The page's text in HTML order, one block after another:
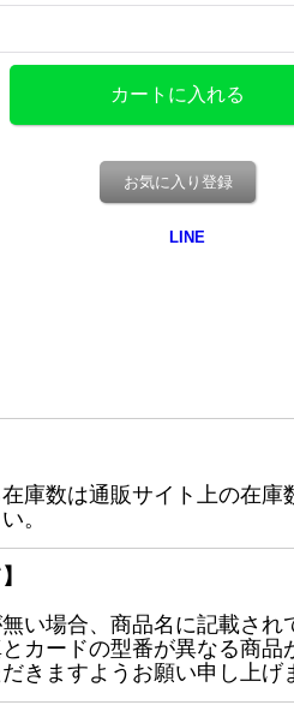
お気に入り登録
庫数は通販サイト上の在
。
い場合、商品名に記載され
カードの型番が異なる商
きますようお願い申し上げ